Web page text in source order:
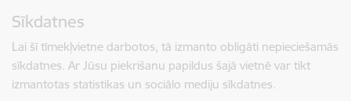
Sīkdatnes
Lai šī tīmekļvietne darbotos, tā izmanto obligāti nepieciešamās
sīkdatnes. Ar Jūsu piekrišanu papildus šajā vietnē var tikt
izmantotas statistikas un sociālo mediju sīkdatnes.